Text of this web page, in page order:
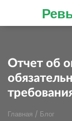
Отчет об
Главная / Блог